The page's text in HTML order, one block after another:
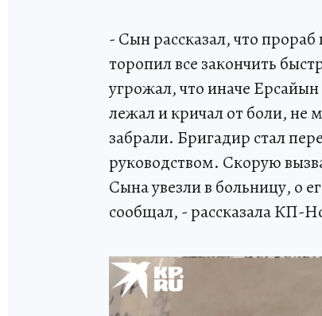
- Сын рассказал, что
торопил все закончить
угрожал, что иначе
лежал и кричал от боли, не
забрали. Бригадир стал
руководством. Скорую
Сына увезли в больницу, о
сообщал, - рассказала КП-